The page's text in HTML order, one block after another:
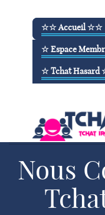
☆☆ Accueil ☆☆
☆ WebRadio
☆ Espace
☆ Membres
☆ Tchat Hasard
☆ Tchat
☆ Espace
Nous